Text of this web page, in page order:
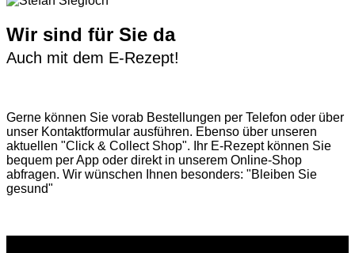
Wir sind für Sie da
Auch mit dem E-Rezept!
Gerne können Sie vorab Bestellungen per Telefon oder über
unser Kontaktformular ausführen. Ebenso über unseren
aktuellen "Click & Collect Shop". Ihr E-Rezept können Sie
bequem per App oder direkt in unserem Online-Shop
abfragen. Wir wünschen Ihnen besonders: "Bleiben Sie
gesund"